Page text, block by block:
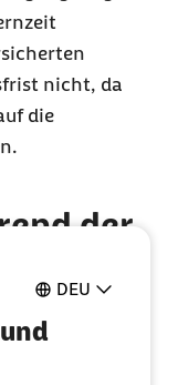
DEU
nicht, da
die
der
mehr als
mit dem